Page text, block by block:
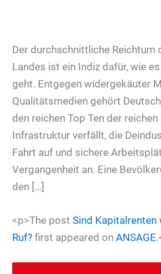
Der durchschnittliche Reichtum
Landes ist ein Indiz dafür, wie
geht. Entgegen widergekäuter
Qualitätsmedien gehört
den reichen Top Ten der
Infrastruktur verfällt, die
Fahrt auf und sichere
Vergangenheit an. Eine
den […]
<p>The post Sind
Ruf? first appeared on ANSAGE